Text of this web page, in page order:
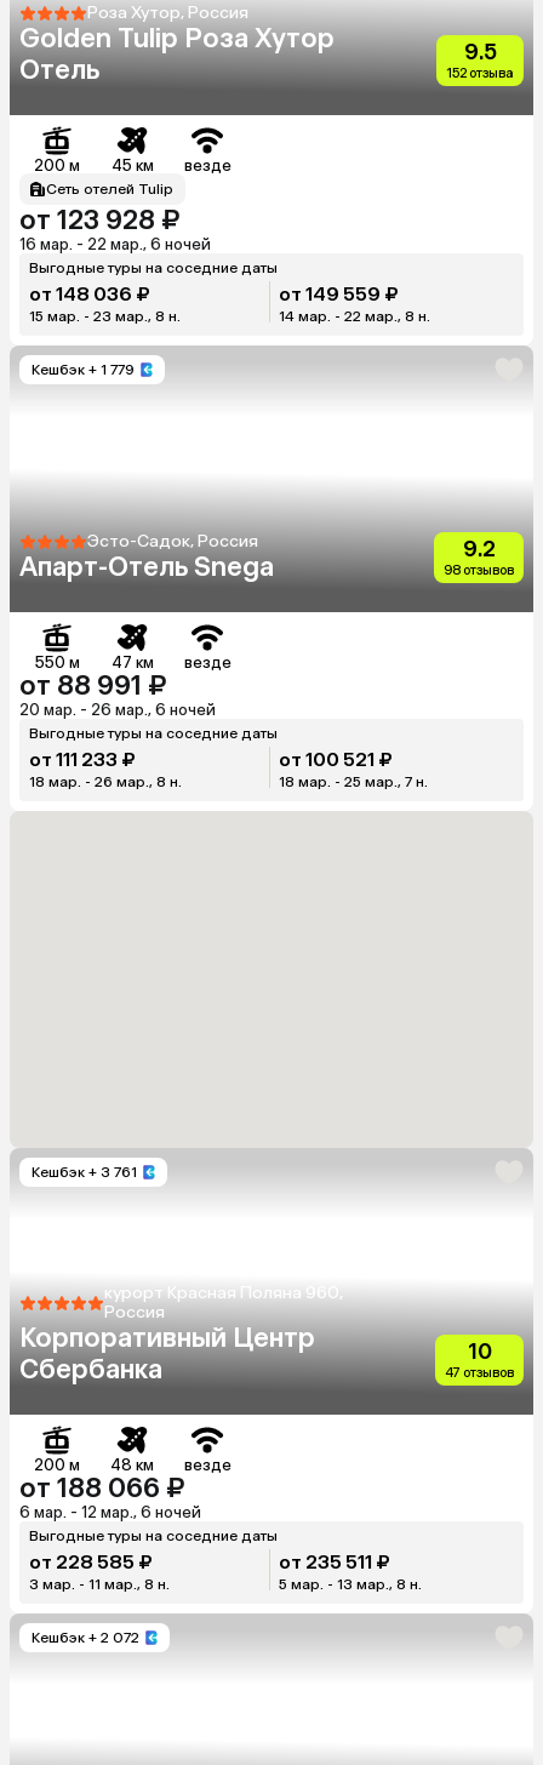
Роза Хутор, Россия
Golden Tulip Роза Хутор
Отель
9.5
152 отзыва
200 м 45 км везде
Сеть отелей Tulip
от 123 928 ₽
16 мар. - 22 мар., 6 ночей
Выгодные туры на соседние даты
от 148 036 ₽
15 мар. - 23 мар., 8 н.
от 149 559 ₽
14 мар. - 22 мар., 8 н.
Кешбэк + 1 779
Эсто-Садок, Россия
Апарт-Отель Snega
9.2
98 отзывов
550 м 47 км везде
от 88 991 ₽
20 мар. - 26 мар., 6 ночей
Выгодные туры на соседние даты
от 111 233 ₽
18 мар. - 26 мар., 8 н.
от 100 521 ₽
18 мар. - 25 мар., 7 н.
Кешбэк + 3 761
курорт Красная Поляна 960,
Россия
Корпоративный Центр
Сбербанка
10
47 отзывов
200 м 48 км везде
от 188 066 ₽
6 мар. - 12 мар., 6 ночей
Выгодные туры на соседние даты
от 228 585 ₽
3 мар. - 11 мар., 8 н.
от 235 511 ₽
5 мар. - 13 мар., 8 н.
Кешбэк + 2 072